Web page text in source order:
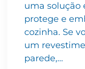
uma solução
protege e
cozinha. Se
um
parede,…